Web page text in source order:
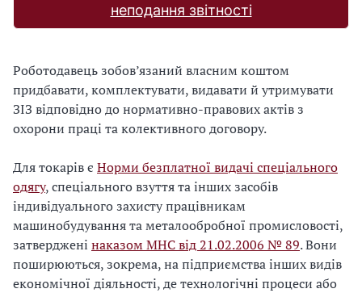
неподання звітності
Роботодавець зобов’язаний власним коштом
придбавати, комплектувати, видавати й утримувати
ЗІЗ відповідно до нормативно-правових актів з
охорони праці та колективного договору.
Для токарів є Норми безплатної видачі спеціального
одягу, спеціального взуття та інших засобів
індивідуального захисту працівникам
машинобудування та металообробної промисловості,
затверджені наказом МНС від 21.02.2006 № 89. Вони
поширюються, зокрема, на підприємства інших видів
економічної діяльності, де технологічні процеси або